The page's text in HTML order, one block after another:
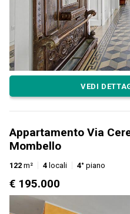
VEDI
Appartamento Via
Mombello
122 m² 4 locali 4° piano
€ 195.000